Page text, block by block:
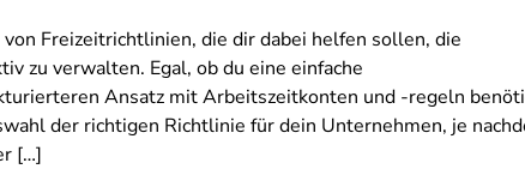
Freizeitrichtlinien, die dir dabei helfen sollen, die
zu verwalten. Egal, ob du eine einfache
Ansatz mit Arbeitszeitkonten und -regeln
der richtigen Richtlinie für dein Unternehmen, je
[…]